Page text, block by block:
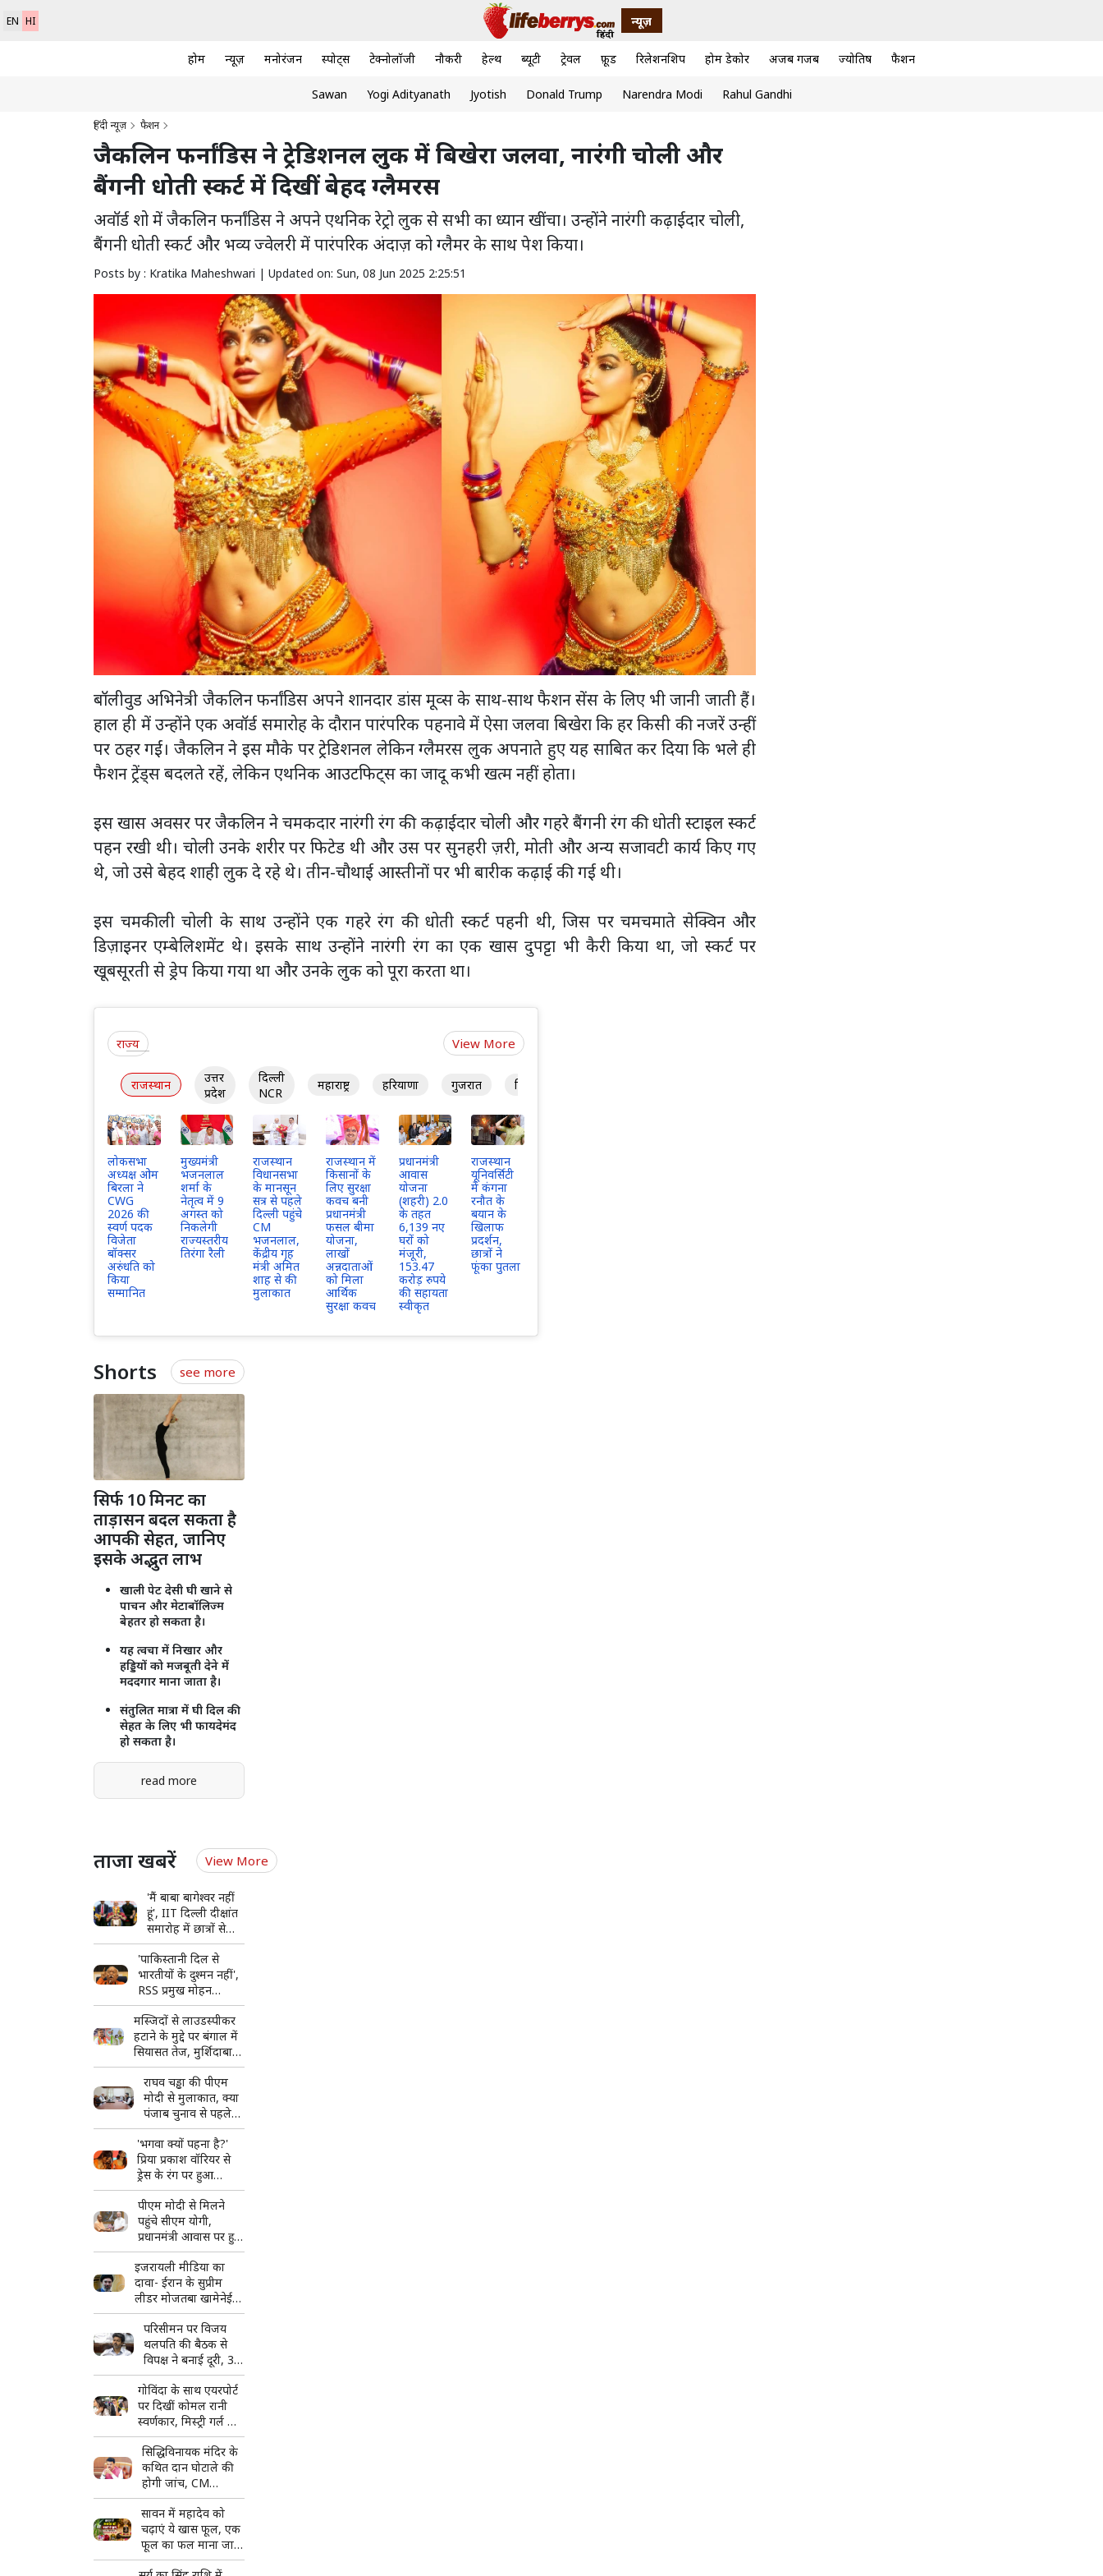
EN HI न्यूज़
होम न्यूज़ मनोरंजन स्पोर्ट्स टेक्नोलॉजी नौकरी हेल्थ ब्यूटी ट्रेवल फ़ूड रिलेशनशिप होम डेकोर अजब गजब ज्योतिष फैशन
Sawan Yogi Adityanath Jyotish Donald Trump Narendra Modi Rahul Gandhi
हिंदी न्यूज़ फैशन
जैकलिन फर्नांडिस ने ट्रेडिशनल लुक में बिखेरा जलवा, नारंगी चोली और
बैंगनी धोती स्कर्ट में दिखीं बेहद ग्लैमरस
अवॉर्ड शो में जैकलिन फर्नांडिस ने अपने एथनिक रेट्रो लुक से सभी का ध्यान खींचा। उन्होंने नारंगी कढ़ाईदार चोली,
बैंगनी धोती स्कर्ट और भव्य ज्वेलरी में पारंपरिक अंदाज़ को ग्लैमर के साथ पेश किया।
Posts by : Kratika Maheshwari | Updated on: Sun, 08 Jun 2025 2:25:51
बॉलीवुड अभिनेत्री जैकलिन फर्नांडिस अपने शानदार डांस मूव्स के साथ-साथ फैशन सेंस के लिए भी जानी जाती हैं।
हाल ही में उन्होंने एक अवॉर्ड समारोह के दौरान पारंपरिक पहनावे में ऐसा जलवा बिखेरा कि हर किसी की नजरें उन्हीं
पर ठहर गईं। जैकलिन ने इस मौके पर ट्रेडिशनल लेकिन ग्लैमरस लुक अपनाते हुए यह साबित कर दिया कि भले ही
फैशन ट्रेंड्स बदलते रहें, लेकिन एथनिक आउटफिट्स का जादू कभी खत्म नहीं होता।
इस खास अवसर पर जैकलिन ने चमकदार नारंगी रंग की कढ़ाईदार चोली और गहरे बैंगनी रंग की धोती स्टाइल स्कर्ट
पहन रखी थी। चोली उनके शरीर पर फिटेड थी और उस पर सुनहरी ज़री, मोती और अन्य सजावटी कार्य किए गए
थे, जो उसे बेहद शाही लुक दे रहे थे। तीन-चौथाई आस्तीनों पर भी बारीक कढ़ाई की गई थी।
इस चमकीली चोली के साथ उन्होंने एक गहरे रंग की धोती स्कर्ट पहनी थी, जिस पर चमचमाते सेक्विन और
डिज़ाइनर एम्बेलिशमेंट थे। इसके साथ उन्होंने नारंगी रंग का एक खास दुपट्टा भी कैरी किया था, जो स्कर्ट पर
खूबसूरती से ड्रेप किया गया था और उनके लुक को पूरा करता था।
राज्य View More
राजस्थान
उत्तर
प्रदेश
दिल्ली
NCR
महाराष्ट्र हरियाणा गुजरात बिहार
लोकसभा
अध्यक्ष ओम
बिरला ने
CWG
2026 की
स्वर्ण पदक
विजेता
बॉक्सर
अरुंधति को
किया
सम्मानित
मुख्यमंत्री
भजनलाल
शर्मा के
नेतृत्व में 9
अगस्त को
निकलेगी
राज्यस्तरीय
तिरंगा रैली
राजस्थान
विधानसभा
के मानसून
सत्र से पहले
दिल्ली पहुंचे
CM
भजनलाल,
केंद्रीय गृह
मंत्री अमित
शाह से की
मुलाकात
राजस्थान में
किसानों के
लिए सुरक्षा
कवच बनी
प्रधानमंत्री
फसल बीमा
योजना,
लाखों
अन्नदाताओं
को मिला
आर्थिक
सुरक्षा कवच
प्रधानमंत्री
आवास
योजना
(शहरी) 2.0
के तहत
6,139 नए
घरों को
मंजूरी,
153.47
करोड़ रुपये
की सहायता
स्वीकृत
राजस्थान
यूनिवर्सिटी
में कंगना
रनौत के
बयान के
खिलाफ
प्रदर्शन,
छात्रों ने
फूंका पुतला
Shorts see more
सिर्फ 10 मिनट का
ताड़ासन बदल सकता है
आपकी सेहत, जानिए
इसके अद्भुत लाभ
खाली पेट देसी घी खाने से
पाचन और मेटाबॉलिज्म
बेहतर हो सकता है।
यह त्वचा में निखार और
हड्डियों को मजबूती देने में
मददगार माना जाता है।
संतुलित मात्रा में घी दिल की
सेहत के लिए भी फायदेमंद
हो सकता है।
read more
ताजा खबरें View More
'मैं बाबा बागेश्वर नहीं
हूं', IIT दिल्ली दीक्षांत
समारोह में छात्रों से
बोले पीएम मोदी
'पाकिस्तानी दिल से
भारतीयों के दुश्मन नहीं',
RSS प्रमुख मोहन
भागवत ने भारत-पाक
संबंधों पर दिया बड़ा
बयान
मस्जिदों से लाउडस्पीकर
हटाने के मुद्दे पर बंगाल में
सियासत तेज, मुर्शिदाबाद
के दो सांसदों ने उठाई
आवाज, शुभेंदु अधिकारी
से मिले
राघव चड्ढा की पीएम
मोदी से मुलाकात, क्या
पंजाब चुनाव से पहले
मिलेगी बड़ी जिम्मेदारी?
'भगवा क्यों पहना है?'
प्रिया प्रकाश वॉरियर से
ड्रेस के रंग पर हुआ
सवाल, 'विंक गर्ल' ने दिया
शांत लेकिन करारा जवाब
पीएम मोदी से मिलने
पहुंचे सीएम योगी,
प्रधानमंत्री आवास पर हुई
अहम मुलाकात; कई मुद्दों
पर चर्चा की उम्मीद
इजरायली मीडिया का
दावा- ईरान के सुप्रीम
लीडर मोजतबा खामेनेई
की हालत बेहद गंभीर,
कभी भी आ सकती है
मौत की खबर
परिसीमन पर विजय
थलपति की बैठक से
विपक्ष ने बनाई दूरी, 37
सांसदों ने किया
बहिष्कार
गोविंदा के साथ एयरपोर्ट
पर दिखीं कोमल रानी
स्वर्णकार, मिस्ट्री गर्ल को
लेकर फिर चर्चा में आया
एक्टर का नाम
सिद्धिविनायक मंदिर के
कथित दान घोटाले की
होगी जांच, CM
फडणवीस ने दिए जांच
के आदेश
सावन में महादेव को
चढ़ाएं ये खास फूल, एक
फूल का फल माना जाता
है हजार बिल्वपत्रों के